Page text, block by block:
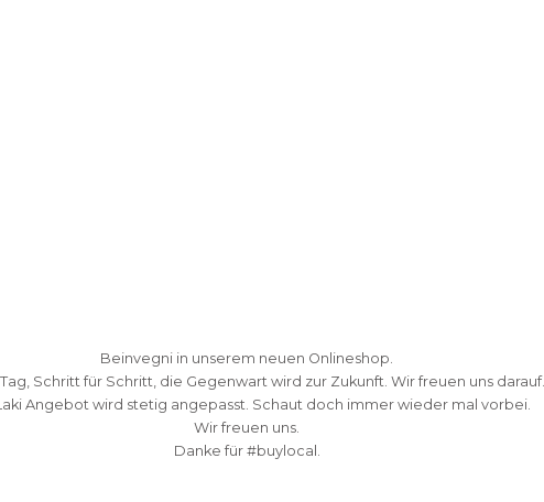
Beinvegni in unserem neuen Onlineshop.
Schritt für Schritt, die Gegenwart wird zur Zukunft. Wir freuen uns darauf.
Angebot wird stetig angepasst. Schaut doch immer wieder mal vorbei.
Wir freuen uns.
Danke für #buylocal.